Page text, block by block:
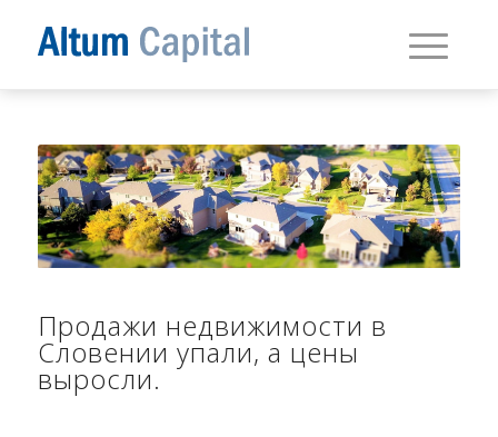
Продажи недвижимости в
Словении упали, а цены
выросли.